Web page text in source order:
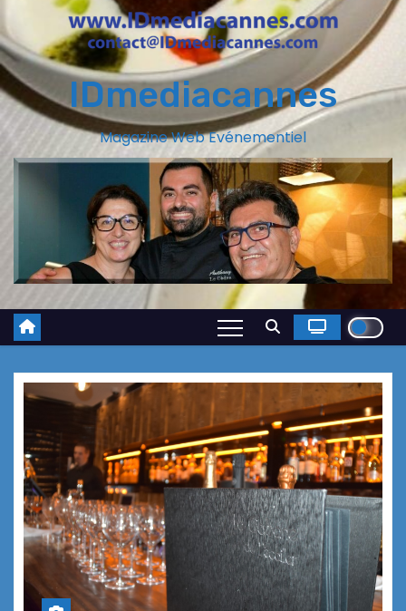
IDmediacannes
Magazine Web Evénementiel